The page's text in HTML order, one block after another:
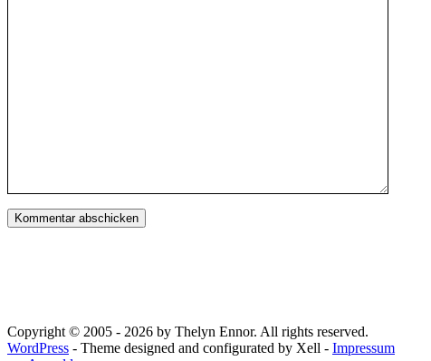
Copyright © 2005 - 2026 by Thelyn Ennor. All rights reserved.
WordPress - Theme designed and configurated by Xell - Impressum